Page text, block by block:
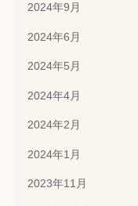
2024年9月
2024年6月
2024年5月
2024年4月
2024年2月
2024年1月
2023年11月